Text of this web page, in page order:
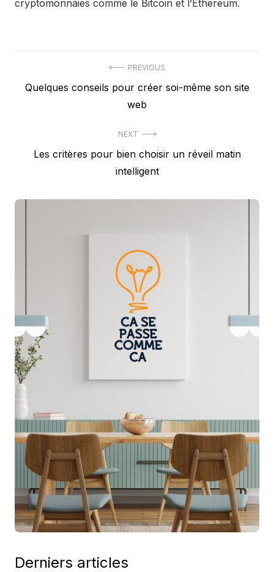
cryptomonnaies comme le Bitcoin et l’Ethereum.
de
PREVIOUS
Previous
Quelques conseils pour créer soi-même son site
web
NEXT
NextLes critères pour bien choisir un réveil matin
intelligent
Derniers articles